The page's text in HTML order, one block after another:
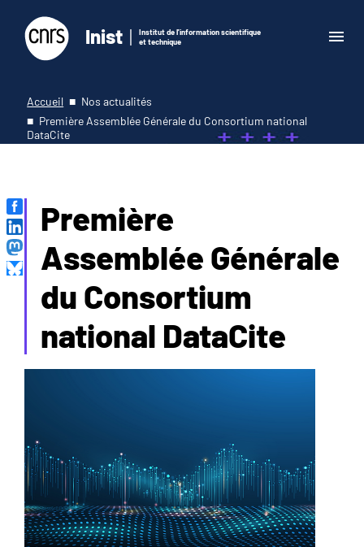
Inist
Institut de l'information scientifique
et technique
Accueil
Nos actualités
Première Assemblée Générale du Consortium national
DataCite
Première
Assemblée Générale
du Consortium
national DataCite